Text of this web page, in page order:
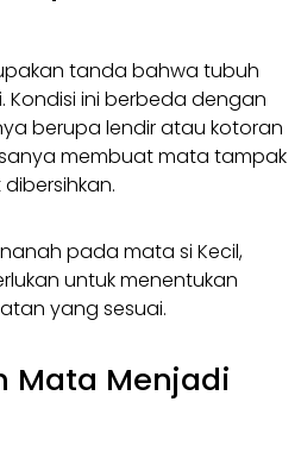
tanda bahwa tubuh
Kondisi ini berbeda dengan
berupa lendir atau kotoran
membuat mata tampak
pada mata si Kecil,
untuk menentukan
yang sesuai.
Mata Menjadi